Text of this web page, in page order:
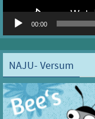
00:00
NAJU- Versum